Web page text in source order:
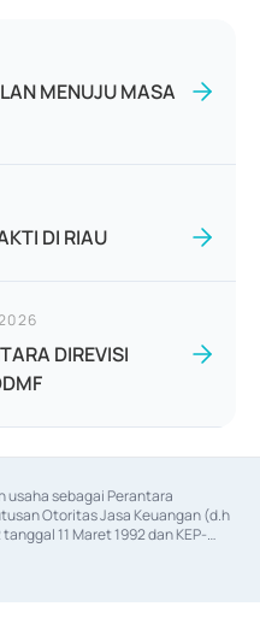
MENUJU MASA
DI RIAU
DIREVISI
usaha sebagai Perantara
Otoritas Jasa Keuangan (d.h
11 Maret 1992 dan KEP-
usaha sebagai Penjamin Emisi
Jasa Keuangan Nomor KEP-